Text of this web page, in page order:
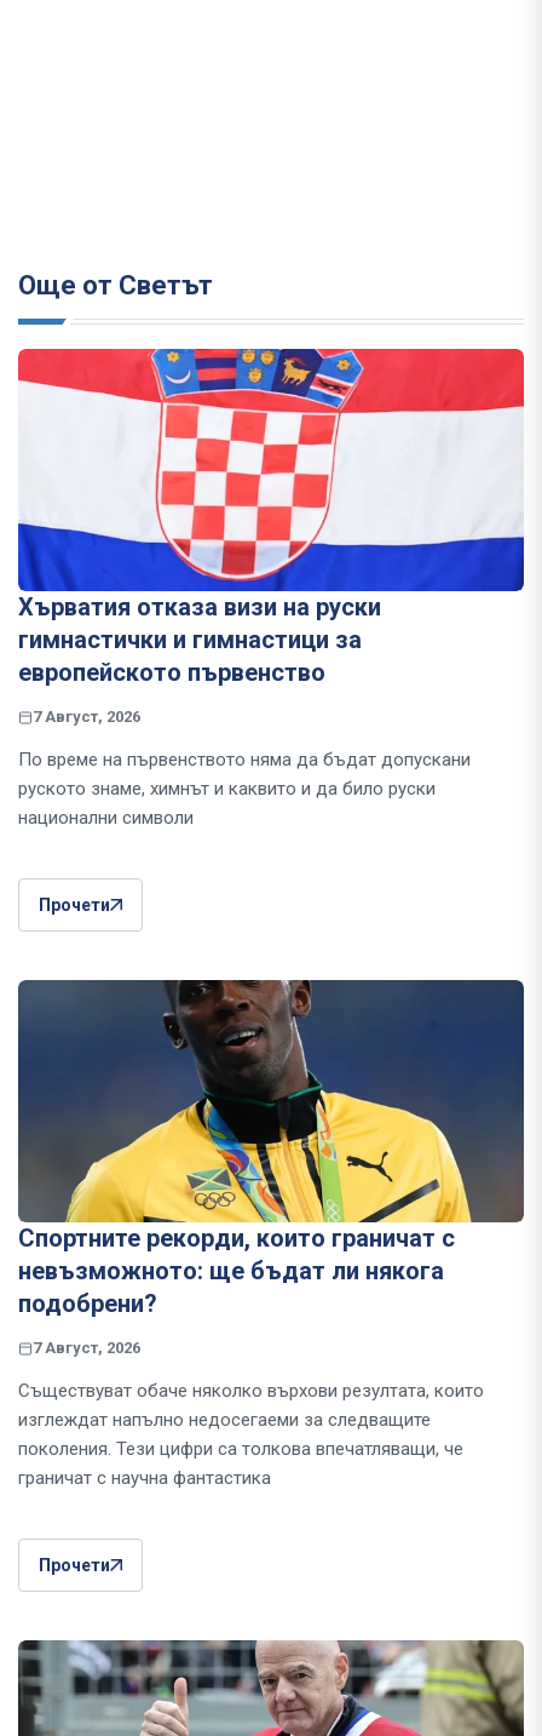
Още от Светът
Хърватия отказа визи на руски
гимнастички и гимнастици за
европейското първенство
7 Август, 2026
По време на първенството няма да бъдат допускани
руското знаме, химнът и каквито и да било руски
национални символи
Прочети
Спортните рекорди, които граничат с
невъзможното: ще бъдат ли някога
подобрени?
7 Август, 2026
Съществуват обаче няколко върхови резултата, които
изглеждат напълно недосегаеми за следващите
поколения. Тези цифри са толкова впечатляващи, че
граничат с научна фантастика
Прочети